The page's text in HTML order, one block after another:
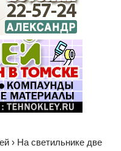
› На светильнике две